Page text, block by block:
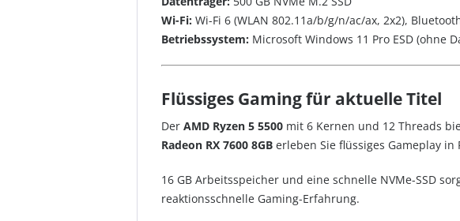
Wi-Fi: Wi-Fi 6 (WLAN 802.11a/b/g/n/ac/ax, 2x2),
Betriebssystem: Microsoft Windows 11 Pro ESD (ohne
Flüssiges Gaming für aktuelle Titel
Der AMD Ryzen 5 5500 mit 6 Kernen und 12 Threads
Radeon RX 7600 8GB erleben Sie flüssiges Gameplay
16 GB Arbeitsspeicher und eine schnelle NVMe-SSD
reaktionsschnelle Gaming-Erfahrung.